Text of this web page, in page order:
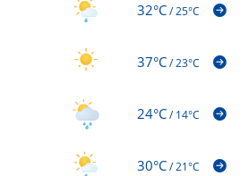
32°C/25°C
37°C/23°C
24°C/14°C
30°C/21°C